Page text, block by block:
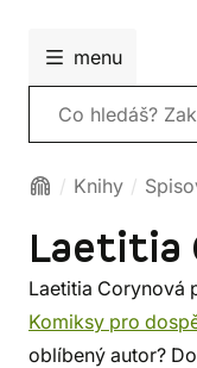
menu
Vyhledávání
Knihy
Laetitia
Laetitia Corynová
Komiksy pro
oblíbený autor?